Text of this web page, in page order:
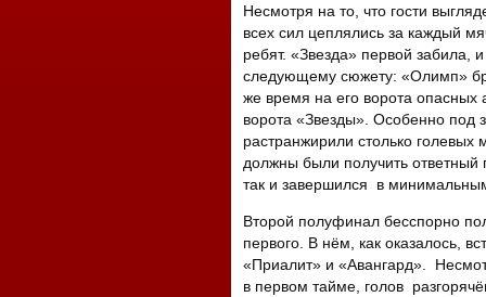
Несмотря на то, что гости
всех сил цеплялись за каждый
ребят. «Звезда» первой забила,
следующему сюжету: «Олимп»
же время на его ворота опасных
ворота «Звезды». Особенно под
растранжирили столько
должны были получить ответный
так и завершился в
Второй полуфинал бесспорно
первого. В нём, как оказалось,
«Приалит» и «Авангард».
в первом тайме, голов